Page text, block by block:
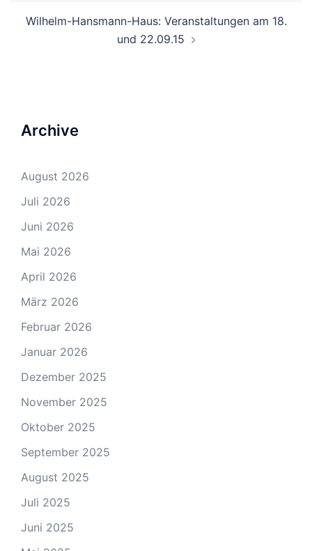
Wilhelm-Hansmann-Haus: Veranstaltungen am 18.
und 22.09.15
Archive
August 2026
Juli 2026
Juni 2026
Mai 2026
April 2026
März 2026
Februar 2026
Januar 2026
Dezember 2025
November 2025
Oktober 2025
September 2025
August 2025
Juli 2025
Juni 2025